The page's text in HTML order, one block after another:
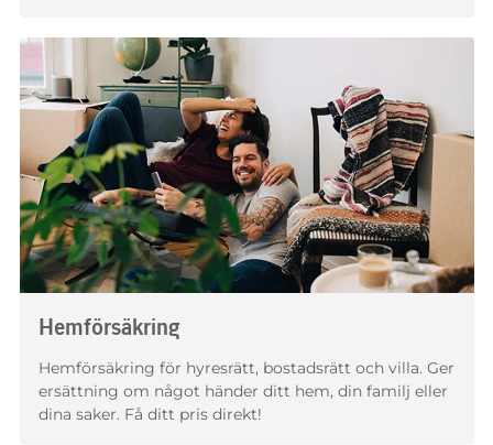
Hemförsäkring
Hemförsäkring för hyresrätt, bostadsrätt och villa. Ger
ersättning om något händer ditt hem, din familj eller
dina saker. Få ditt pris direkt!